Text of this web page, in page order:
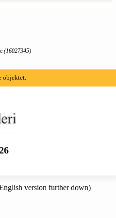
(16027345)
objektet.
version further down)